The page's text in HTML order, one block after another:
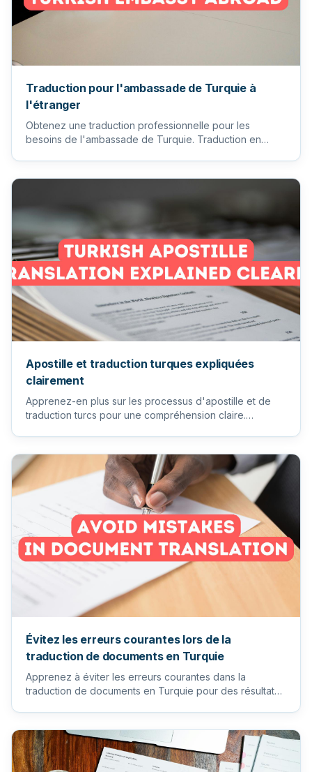
Traduction pour l'ambassade de Turquie à
l'étranger
Obtenez une traduction professionnelle pour les
besoins de l'ambassade de Turquie. Traduction en
Apostille et traduction turques expliquées
clairement
Apprenez-en plus sur les processus d'apostille et de
traduction turcs pour une compréhension claire.
Évitez les erreurs courantes lors de la
traduction de documents en Turquie
Apprenez à éviter les erreurs courantes dans la
traduction de documents en Turquie pour des résultats